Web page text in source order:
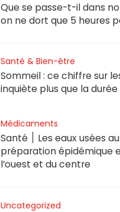
Que se passe-t-il dans
on ne dort que 5 heures
Santé & Bien-être
Sommeil : ce chiffre sur
inquiète plus que la
Médicaments
Santé ׀ Les eaux usées au cœur de la
préparation épidémique
l’ouest et du centre
Uncategorized